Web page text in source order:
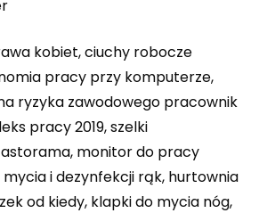
kobiet, ciuchy robocze
pracy przy komputerze,
ryzyka zawodowego pracownik
pracy 2019, szelki
monitor do pracy
i dezynfekcji rąk, hurtownia
od kiedy, klapki do mycia nóg,